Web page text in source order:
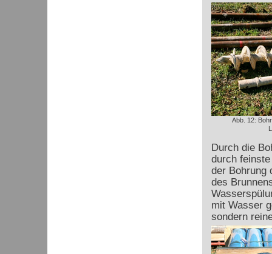
Abb. 12:
Durch die
durch
der Bohrung
des
mit Wasser
sondern